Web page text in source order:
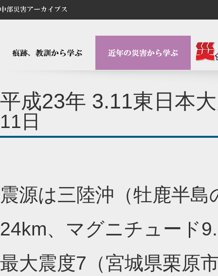
平成23年 3.11東日本
11日
震源は三陸沖（牡鹿半
24km、マグニチュード
最大震度7（宮城県栗原